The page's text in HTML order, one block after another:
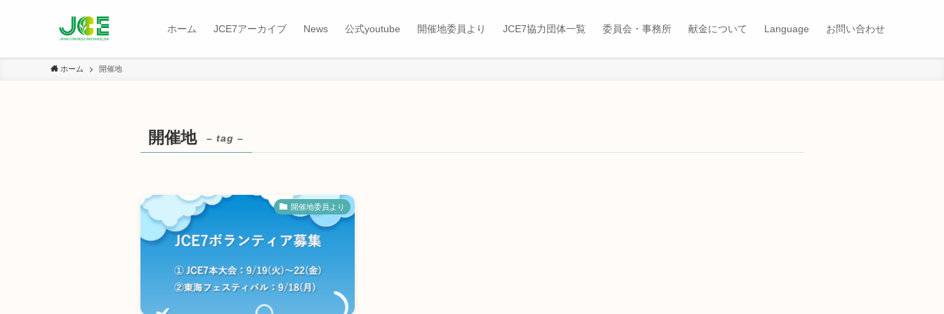
ホーム JCE7アーカイブ News 公式youtube 開催地委員より JCE7協力団体一覧 委員会・事務所 献金について Language お問い合わせ
ホーム 開催地
開催地 – tag –
開催地委員より